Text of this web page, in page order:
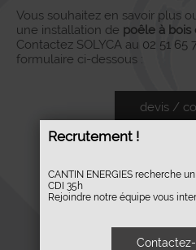
Recrutement !
CANTIN ENERGIES recherche
CDI 35h
Rejoindre notre équipe vous
Vous souhaitez en savoir plus
une installation de poêle à bois
Contactez SOLYCA au 02 51 65
formulaire ci-dessous :
devis /